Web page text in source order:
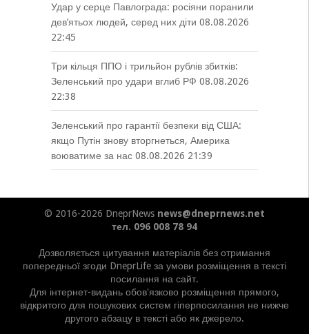
Удар у серце Павлограда: росіяни поранили
дев’ятьох людей, серед них діти 08.08.2026
22:45
Три кільця ППО і трильйон рублів збитків:
Зеленський про удари вглиб РФ 08.08.2026
22:38
Зеленський про гарантії безпеки від США:
якщо Путін знову вторгнеться, Америка
воюватиме за нас 08.08.2026 21:39
© 2016-2026 DneprNews news@dneprnews.net
тел. 096 008 78 94
Дозволяється цитування матеріалів без отримання
попередньої згоди DneprLife за умови розміщення в тексті
посилання на сайт.
Для інтернет-видань обов'язково розміщення прямого,
відкритого для пошукових систем гіперпосилання не нижче
другого абзацу в тексті або як джерело.